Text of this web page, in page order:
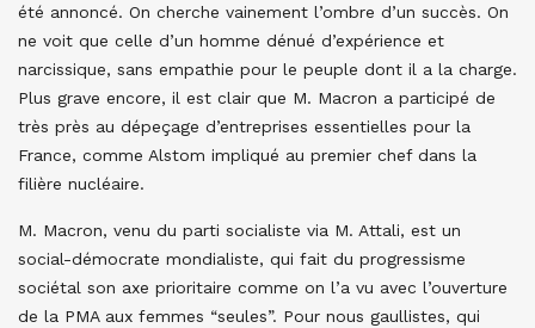
été annoncé. On cherche vainement l’ombre d’un succès. On
ne voit que celle d’un homme dénué d’expérience et
narcissique, sans empathie pour le peuple dont il a la charge.
Plus grave encore, il est clair que M. Macron a participé de
très près au dépeçage d’entreprises essentielles pour la
France, comme Alstom impliqué au premier chef dans la
filière nucléaire.
M. Macron, venu du parti socialiste via M. Attali, est un
social-démocrate mondialiste, qui fait du progressisme
sociétal son axe prioritaire comme on l’a vu avec l’ouverture
de la PMA aux femmes “seules”. Pour nous gaullistes, qui